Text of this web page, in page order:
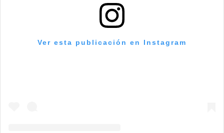
Ver esta publicación en Instagram